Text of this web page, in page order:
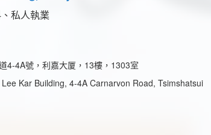
私人執業
4-4A號，利嘉大厦，13樓，1303室
Kar Building, 4-4A Carnarvon Road, Tsimshatsui